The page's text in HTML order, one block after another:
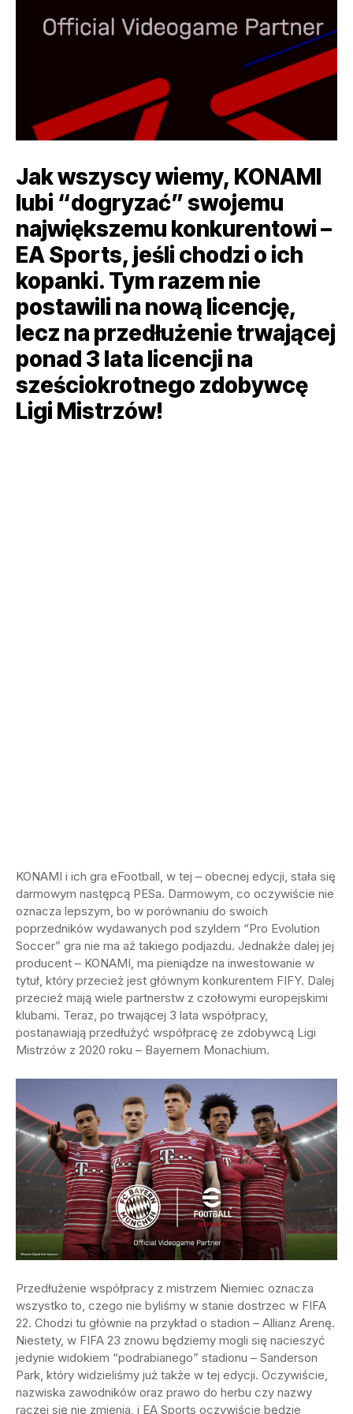
Jak wszyscy wiemy, KONAMI
lubi “dogryzać” swojemu
największemu konkurentowi –
EA Sports, jeśli chodzi o ich
kopanki. Tym razem nie
postawili na nową licencję,
lecz na przedłużenie trwającej
ponad 3 lata licencji na
sześciokrotnego zdobywcę
Ligi Mistrzów!
KONAMI i ich gra eFootball, w tej – obecnej edycji, stała się
darmowym następcą PESa. Darmowym, co oczywiście nie
oznacza lepszym, bo w porównaniu do swoich
poprzedników wydawanych pod szyldem “Pro Evolution
Soccer” gra nie ma aż takiego podjazdu. Jednakże dalej jej
producent – KONAMI, ma pieniądze na inwestowanie w
tytuł, który przecież jest głównym konkurentem FIFY. Dalej
przecież mają wiele partnerstw z czołowymi europejskimi
klubami. Teraz, po trwającej 3 lata współpracy,
postanawiają przedłużyć współpracę ze zdobywcą Ligi
Mistrzów z 2020 roku – Bayernem Monachium.
Przedłużenie współpracy z mistrzem Niemiec oznacza
wszystko to, czego nie byliśmy w stanie dostrzec w FIFA
22. Chodzi tu głównie na przykład o stadion – Allianz Arenę.
Niestety, w FIFA 23 znowu będziemy mogli się nacieszyć
jedynie widokiem “podrabianego” stadionu – Sanderson
Park, który widzieliśmy już także w tej edycji. Oczywiście,
nazwiska zawodników oraz prawo do herbu czy nazwy
raczej się nie zmienia, i EA Sports oczywiście będzie